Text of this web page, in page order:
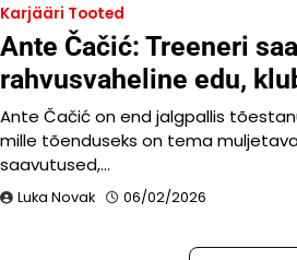
Karjääri Tooted
Ante Čačić: Treeneri
rahvusvaheline edu,
Ante Čačić on end jalgpallis
mille tõenduseks on tema
saavutused,…
Luka Novak 06/02/2026